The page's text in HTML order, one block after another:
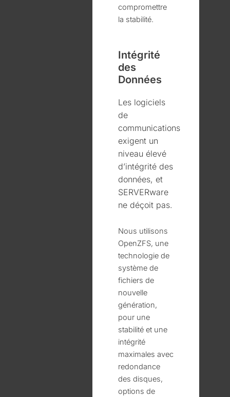
compromettre
la stabilité.
Intégrité
des
Données
Les logiciels
de
communications
exigent un
niveau élevé
d’intégrité des
données, et
SERVERware
ne déçoit pas.
Nous utilisons
OpenZFS, une
technologie de
système de
fichiers de
nouvelle
génération,
pour une
stabilité et une
intégrité
maximales avec
redondance
des disques,
options de